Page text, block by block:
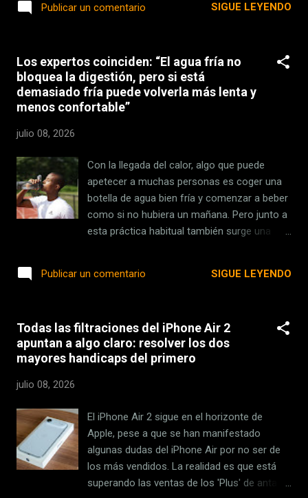
cantidad, sino en calidad . Y vaya si lo está
series como quien devora palomitas en el
cine: rápido, compulsivamente, sin apenas
saborear. El modelo de "atracón" nos
convenció de que lo importante era tener
por una visión distinta: menos es más,
cuando ese "menos" está cuidado hasta el
último detalle. Dos minutos que valen más
que mil palabras (o miles millones de
dólares) Apple publicó en YouTube hace ya
Publicar un comentario SIGUE LEYENDO
Los expertos coinciden: “El agua fría no
bloquea la digestión, pero si está
demasiado fría puede volverla más lenta y
menos confortable”
julio 08, 2026
Con la llegada del calor, algo que puede
apetecer a muchas personas es coger una
botella de agua bien fría y comenzar a beber
como si no hubiera un mañana. Pero junto a
esta práctica habitual también surge una
en mente. La afirmación tiene una base
Sin embargo, al cruzar estas afirmaciones
con la literatura científica primaria,
descubrimos que la línea entre el
esta línea, Silvia Gómez, especialista en
aparato digestivo, en declaraciones a La
Vanguardia apuntaba que "el agua fría no
bloquea la digestión, pero si está demasiado
fría puede volverla más lenta y menos
Publicar un comentario SIGUE LEYENDO
Todas las filtraciones del iPhone Air 2
apuntan a algo claro: resolver los dos
mayores handicaps del primero
julio 08, 2026
El iPhone Air 2 sigue en el horizonte de
Apple, pese a que se han manifestado
algunas dudas del iPhone Air por no ser de
los más vendidos. La realidad es que está
superando las ventas de los 'Plus' de antaño